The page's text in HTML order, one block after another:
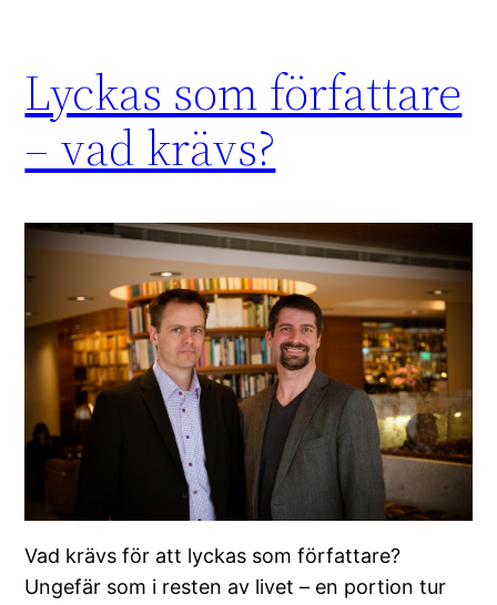
Lyckas som författare
– vad krävs?
Vad krävs för att lyckas som författare?
Ungefär som i resten av livet – en portion tur